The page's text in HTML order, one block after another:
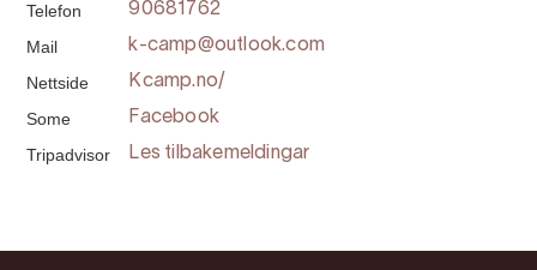
Telefon 90681762
Mail k-camp@outlook.com
Nettside Kcamp.no/
Some Facebook
Tripadvisor Les tilbakemeldingar